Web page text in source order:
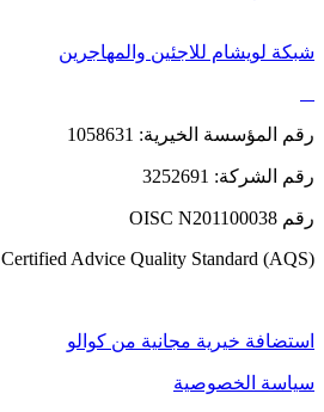
شبكة لويشام للاجئين والمهاجرين
رقم المؤسسة الخيرية: 1058631
رقم الشركة: 3252691
رقم OISC N201100038
Certified Advice Quality Standard (AQS)
استضافة خيرية مجانية من كوالو
سياسة الخصوصية